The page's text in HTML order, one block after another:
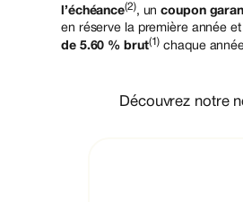
l’échéance(2), uncoupon
en réserve la première année et
de 5.60 % brut(1) chaque
Découvrez notre